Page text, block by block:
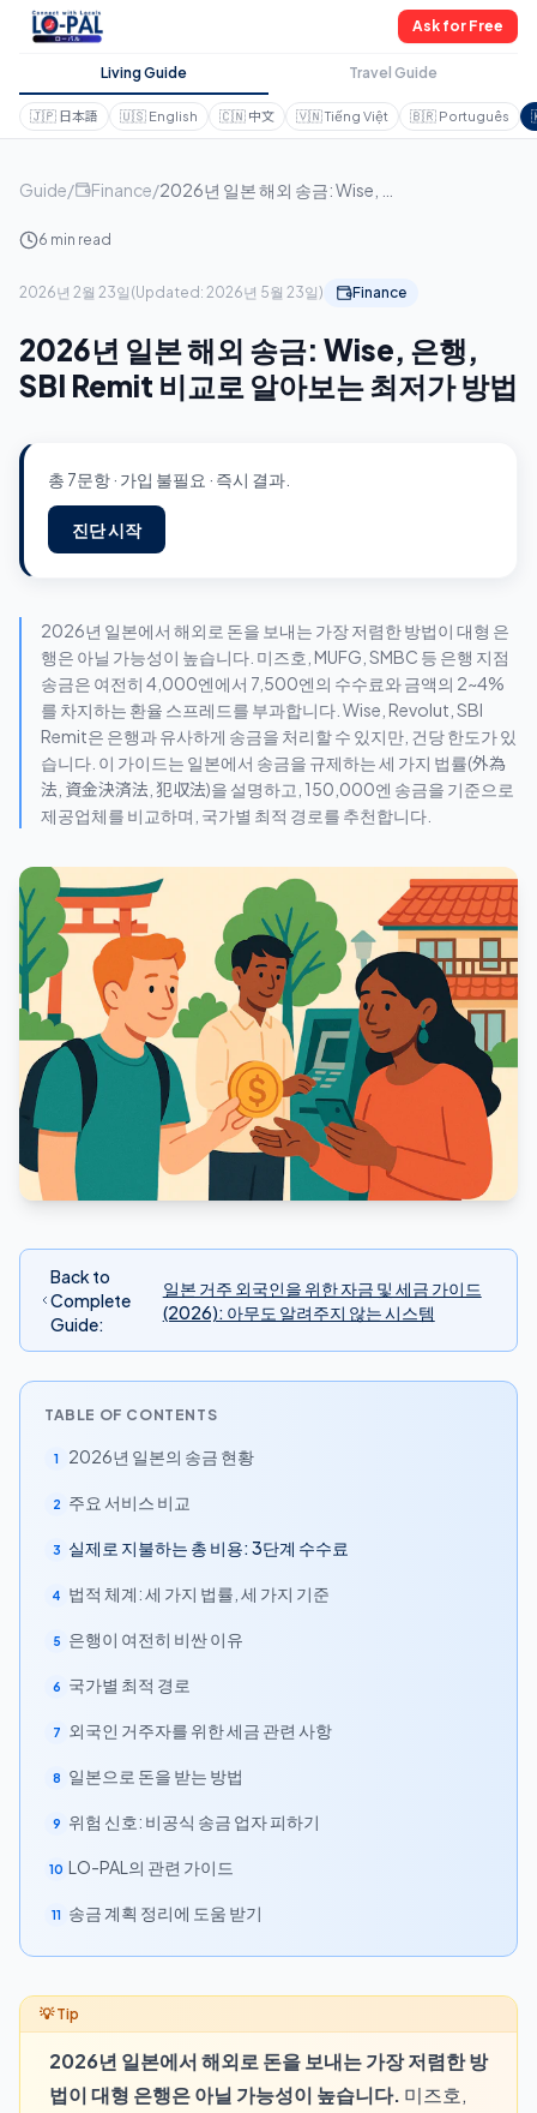
Ask for Free
Living Guide Travel Guide
🇯🇵 日本語 🇺🇸 English 🇨🇳 中文 🇻🇳Tiếng Việt 🇧🇷 Português
Guide/ Finance/
6 min read
2026년 2월 23일 (Updated: 2026년 5월 23일) Finance
2026년 일본 해외 송금: Wise, 은행,
SBI Remit 비교로 알아보는 최저가 방법
총 7문항 · 가입 불필요 · 즉시 결과.
진단 시작
2026년 일본에서 해외로 돈을 보내는 가장 저렴한 방법이 대형 은
행은 아닐 가능성이 높습니다. 미즈호, MUFG, SMBC 등 은행 지점
송금은 여전히 4,000엔에서 7,500엔의 수수료와 금액의 2~4%
를 차지하는 환율 스프레드를 부과합니다. Wise, Revolut, SBI
Remit은 은행과 유사하게 송금을 처리할 수 있지만, 건당 한도가 있
습니다. 이 가이드는 일본에서 송금을 규제하는 세 가지 법률(外為
法, 資金決済法, 犯収法)을 설명하고, 150,000엔 송금을 기준으로
제공업체를 비교하며, 국가별 최적 경로를 추천합니다.
Back to
Complete
Guide:
일본 거주 외국인을 위한 자금 및 세금 가이드
(2026): 아무도 알려주지 않는 시스템
TABLE OF CONTENTS
1 2026년 일본의 송금 현황
2 주요 서비스 비교
3 실제로 지불하는 총 비용: 3단계 수수료
4 법적 체계: 세 가지 법률, 세 가지 기준
5 은행이 여전히 비싼 이유
6 국가별 최적 경로
7 외국인 거주자를 위한 세금 관련 사항
8 일본으로 돈을 받는 방법
9 위험 신호: 비공식 송금 업자 피하기
10 LO-PAL의 관련 가이드
11 송금 계획 정리에 도움 받기
2026년 일본에서 해외로 돈을 보내는 가장 저렴한 방
법이 대형 은행은 아닐 가능성이 높습니다. 미즈호,